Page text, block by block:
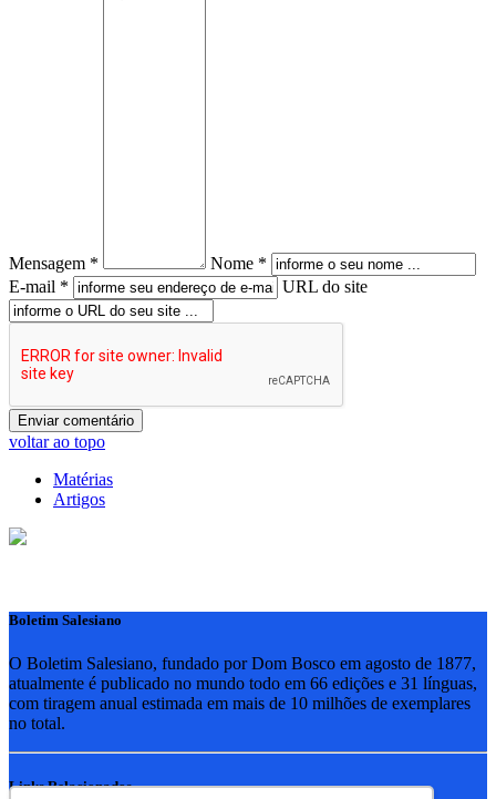
Mensagem *
Nome *
E-mail *
URL do site
voltar ao topo
Matérias
Artigos
Boletim Salesiano
O Boletim Salesiano, fundado por Dom Bosco em agosto de 1877,
atualmente é publicado no mundo todo em 66 edições e 31 línguas,
com tiragem anual estimada em mais de 10 milhões de exemplares
no total.
Links Relacionados